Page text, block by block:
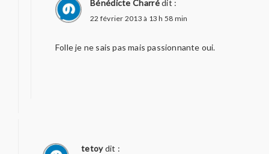
Bénédicte Charrédit :
22 février 2013 à 13 h 58 min
Folle je ne sais pas mais passionnante oui.
tetoy dit :